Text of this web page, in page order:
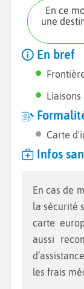
En ce moment, Palma de Majorque est
une
En bref
Carte
Infos
En cas de maladie, pour être pris en charge par
la sécurité
carte
aussi
les frais